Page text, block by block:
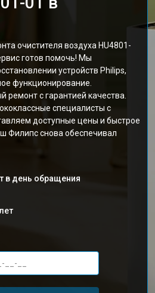
очистителя воздуха HU4801-
готов помочь! Мы
устройств Philips,
функционирование.
ремонт с гарантией качества.
специалисты с
доступные цены и быстрое
Филипс снова обеспечивал
в день обращения